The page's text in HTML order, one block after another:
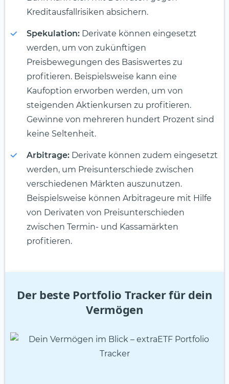
Kreditausfallrisiken absichern.
Spekulation: Derivate können eingesetzt
werden, um von zukünftigen
Preisbewegungen des Basiswertes zu
profitieren. Beispielsweise kann eine
Kaufoption erworben werden, um von
steigenden Aktienkursen zu profitieren.
Gewinne von mehreren hundert Prozent sind
keine Seltenheit.
Arbitrage: Derivate können zudem eingesetzt
werden, um Preisunterschiede zwischen
verschiedenen Märkten auszunutzen.
Beispielsweise können Arbitrageure mit Hilfe
von Derivaten von Preisunterschieden
zwischen Termin- und Kassamärkten
profitieren.
Der beste Portfolio Tracker für dein
Vermögen